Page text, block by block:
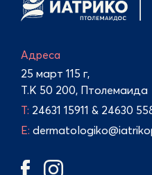
Адреса
25 март 115 г,
Т.К 50 200, Птолемаида
Τ: 24631 15911 & 24630
E: